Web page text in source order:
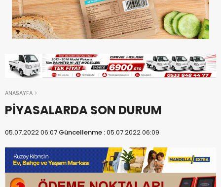
ANASAYFA
PİYASALARDA SON DURUM
05.07.2022 06:07 Güncellenme :05.07.2022 06:09